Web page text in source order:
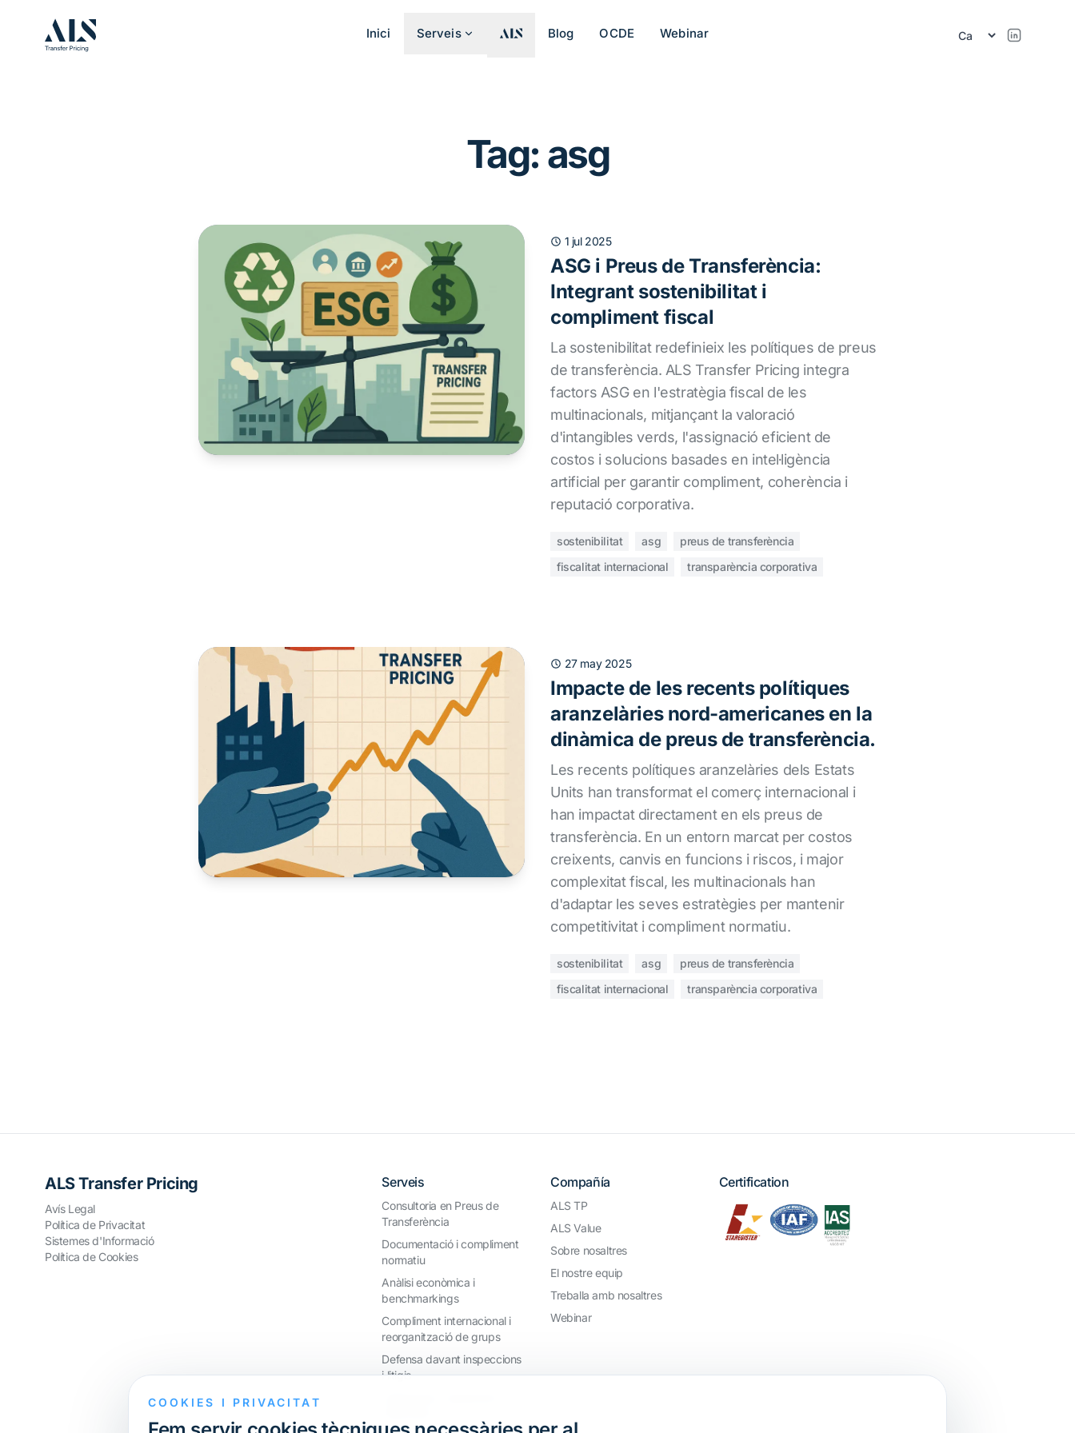
Inici Serveis Blog OCDE Webinar
Tag: asg
1 jul 2025
ASG i Preus de Transferència:
Integrant sostenibilitat i
compliment fiscal
La sostenibilitat redefinieix les polítiques de preus
de transferència. ALS Transfer Pricing integra
factors ASG en l'estratègia fiscal de les
multinacionals, mitjançant la valoració
d'intangibles verds, l'assignació eficient de
costos i solucions basades en intel·ligència
artificial per garantir compliment, coherència i
reputació corporativa.
sostenibilitat asg
preus de transferència
fiscalitat internacional
transparència corporativa
27 may 2025
Impacte de les recents polítiques
aranzelàries nord-americanes en la
dinàmica de preus de transferència.
Les recents polítiques aranzelàries dels Estats
Units han transformat el comerç internacional i
han impactat directament en els preus de
transferència. En un entorn marcat per costos
creixents, canvis en funcions i riscos, i major
complexitat fiscal, les multinacionals han
d'adaptar les seves estratègies per mantenir
competitivitat i compliment normatiu.
sostenibilitat asg
preus de transferència
fiscalitat internacional
transparència corporativa
ALS Transfer Pricing
Avís Legal
Política de Privacitat
Sistemes d'Informació
Política de Cookies
Serveis
Consultoria en Preus de
Transferència
Documentació i compliment
normatiu
Anàlisi econòmica i
benchmarkings
Compliment internacional i
reorganització de grups
Defensa davant inspeccions
i litigis
Compañía
ALS TP
ALS Value
Sobre nosaltres
El nostre equip
Treballa amb nosaltres
Webinar
Certification
COOKIES I PRIVACITAT